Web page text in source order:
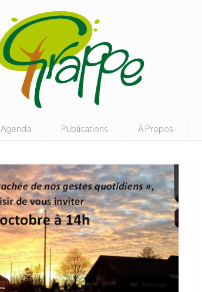
Agenda Publications À Propos